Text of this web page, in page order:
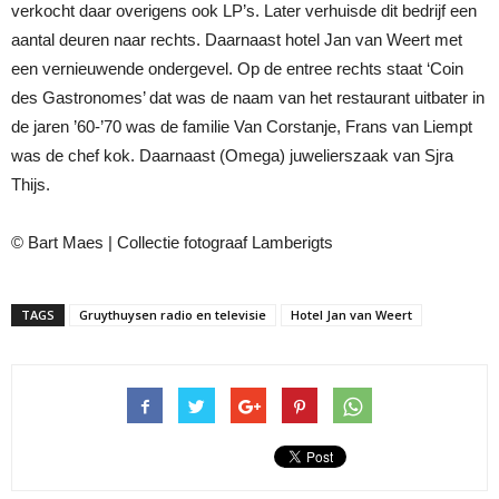
verkocht daar overigens ook LP’s. Later verhuisde dit bedrijf een
aantal deuren naar rechts. Daarnaast hotel Jan van Weert met
een vernieuwende ondergevel. Op de entree rechts staat ‘Coin
des Gastronomes’ dat was de naam van het restaurant uitbater in
de jaren ’60-’70 was de familie Van Corstanje, Frans van Liempt
was de chef kok. Daarnaast (Omega) juwelierszaak van Sjra
Thijs.
© Bart Maes | Collectie fotograaf Lamberigts
TAGS Gruythuysen radio en televisie Hotel Jan van Weert